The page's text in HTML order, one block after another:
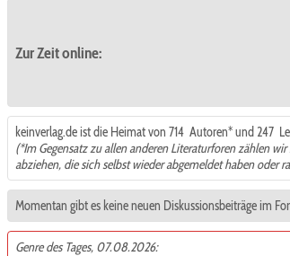
Zur Zeit online:
keinverlag.de ist die Heimat von 714 Autoren* und 247
(*Im Gegensatz zu allen anderen Literaturforen zählen
abziehen, die sich selbst wieder abgemeldet haben oder
Momentan gibt es keine neuen Diskussionsbeiträge im
Genre des Tages, 07.08.2026: